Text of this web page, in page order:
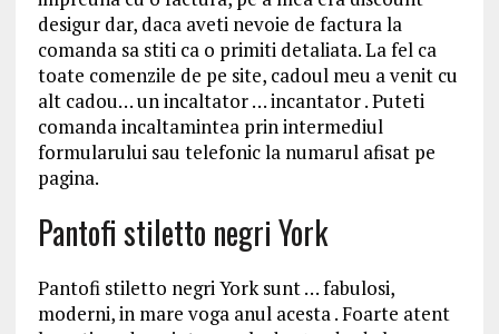
desigur dar, daca aveti nevoie de factura la
comanda sa stiti ca o primiti detaliata. La fel ca
toate comenzile de pe site, cadoul meu a venit cu
alt cadou… un incaltator … incantator . Puteti
comanda incaltamintea prin intermediul
formularului sau telefonic la numarul afisat pe
pagina.
Pantofi stiletto negri York
Pantofi stiletto negri York sunt … fabulosi,
moderni, in mare voga anul acesta . Foarte atent